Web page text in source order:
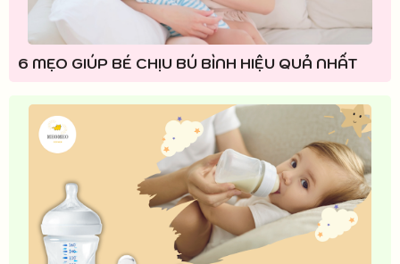
6 MẸO GIÚP BÉ CHỊU BÚ BÌNH HIỆU QUẢ NHẤT